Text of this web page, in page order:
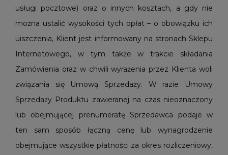
usługi pocztowe) oraz o innych kosztach, a gdy nie
można ustalić wysokości tych opłat – o obowiązku ich
uiszczenia, Klient jest informowany na stronach Sklepu
Internetowego, w tym także w trakcie składania
Zamówienia oraz w chwili wyrażenia przez Klienta woli
związania się Umową Sprzedaży. W razie Umowy
Sprzedaży Produktu zawieranej na czas nieoznaczony
lub obejmującej prenumeratę Sprzedawca podaje w
ten sam sposób łączną cenę lub wynagrodzenie
obejmujące wszystkie płatności za okres rozliczeniowy,